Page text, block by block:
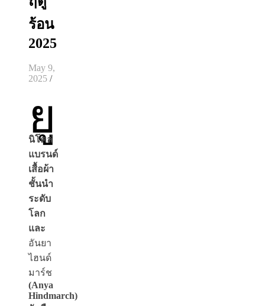
ร้อน
2025
May 9,
2025 /
ยู
นิโคล่
แบรนด์
เสื้อผ้า
ชั้นนำ
ระดับ
โลก
และ
อันยา
ไฮนด์
มาร์ช
(Anya
Hindmarch)